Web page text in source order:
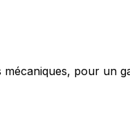
pour un